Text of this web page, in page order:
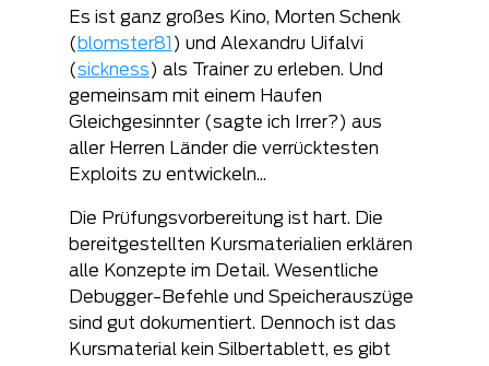
Es ist ganz großes Kino, Morten Schenk
( blomster81 ) und Alexandru Uifalvi
(sickness) als Trainer zu erleben. Und
gemeinsam mit einem Haufen
Gleichgesinnter (sagte ich Irrer?) aus
aller Herren Länder die verrücktesten
Exploits zu entwickeln...
Die Prüfungsvorbereitung ist hart. Die
bereitgestellten Kursmaterialien erklären
alle Konzepte im Detail. Wesentliche
Debugger-Befehle und Speicherauszüge
sind gut dokumentiert. Dennoch ist das
Kursmaterial kein Silbertablett, es gibt